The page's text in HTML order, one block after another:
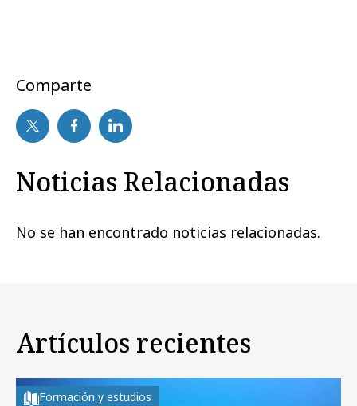
Comparte
Noticias Relacionadas
No se han encontrado noticias relacionadas.
Artículos recientes
Formación y estudios